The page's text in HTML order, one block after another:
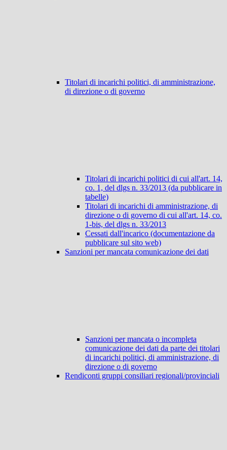
Titolari di incarichi politici, di amministrazione,
di direzione o di governo
Titolari di incarichi politici di cui all'art. 14,
co. 1, del dlgs n. 33/2013 (da pubblicare in
tabelle)
Titolari di incarichi di amministrazione, di
direzione o di governo di cui all'art. 14, co.
1-bis, del dlgs n. 33/2013
Cessati dall'incarico (documentazione da
pubblicare sul sito web)
Sanzioni per mancata comunicazione dei dati
Sanzioni per mancata o incompleta
comunicazione dei dati da parte dei titolari
di incarichi politici, di amministrazione, di
direzione o di governo
Rendiconti gruppi consiliari regionali/provinciali